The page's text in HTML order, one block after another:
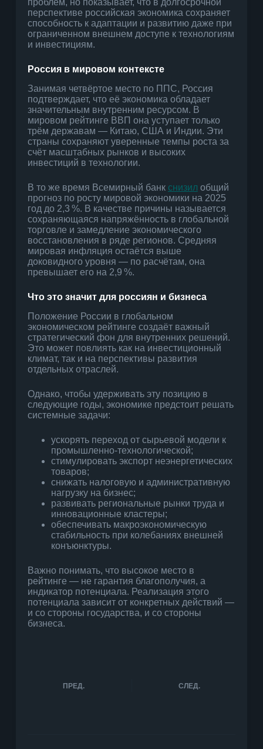
проблем, но показывает, что в долгосрочной
перспективе российская экономика сохраняет
способность к адаптации и развитию даже при
ограниченном внешнем доступе к технологиям
и инвестициям.
Россия в мировом контексте
Занимая четвёртое место по ППС, Россия
подтверждает, что её экономика обладает
значительным внутренним ресурсом. В
мировом рейтинге ВВП она уступает только
трём державам — Китаю, США и Индии. Эти
страны сохраняют уверенные темпы роста за
счёт масштабных рынков и высоких
инвестиций в технологии.
В то же время Всемирный банк снизил общий
прогноз по росту мировой экономики на 2025
год до 2,3 %. В качестве причины называется
сохраняющаяся напряжённость в глобальной
торговле и замедление экономического
восстановления в ряде регионов. Средняя
мировая инфляция остаётся выше
доковидного уровня — по расчётам, она
превышает его на 2,9 %.
Что это значит для россиян и бизнеса
Положение России в глобальном
экономическом рейтинге создаёт важный
стратегический фон для внутренних решений.
Это может повлиять как на инвестиционный
климат, так и на перспективы развития
отдельных отраслей.
Однако, чтобы удерживать эту позицию в
следующие годы, экономике предстоит решать
системные задачи:
ускорять переход от сырьевой модели к
промышленно-технологической;
стимулировать экспорт неэнергетических
товаров;
снижать налоговую и административную
нагрузку на бизнес;
развивать региональные рынки труда и
инновационные кластеры;
обеспечивать макроэкономическую
стабильность при колебаниях внешней
конъюнктуры.
Важно понимать, что высокое место в
рейтинге — не гарантия благополучия, а
индикатор потенциала. Реализация этого
потенциала зависит от конкретных действий —
и со стороны государства, и со стороны
бизнеса.
ПРЕД. СЛЕД.